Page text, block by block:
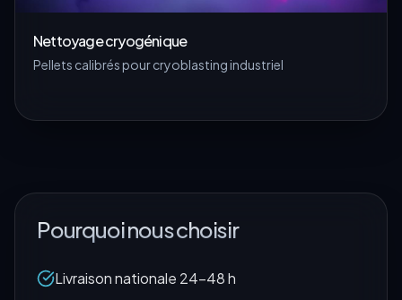
Nettoyage cryogénique
Pellets calibrés pour cryoblasting industriel
Pourquoi nous choisir
Livraison nationale 24-48 h